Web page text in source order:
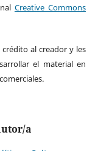
Creative Commons
al creador y les
el material en
a